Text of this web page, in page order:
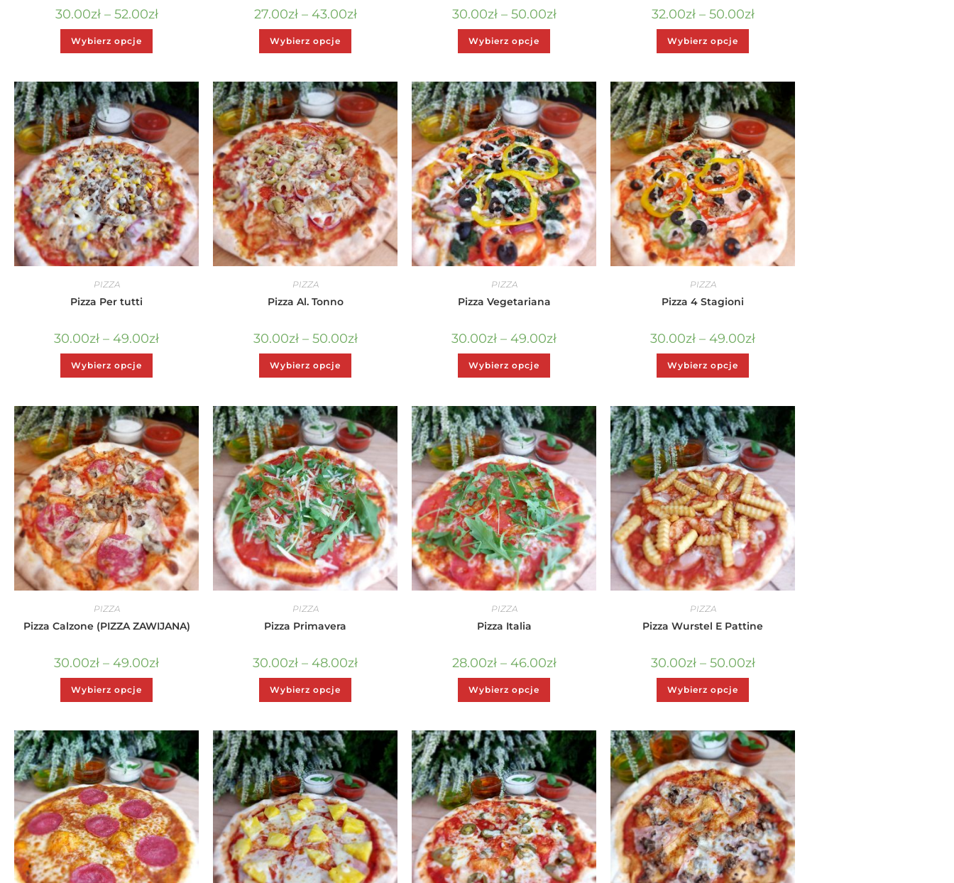
30.00zł – 52.00zł
Wybierz opcje
27.00zł – 43.00zł
Wybierz opcje
30.00zł – 50.00zł
Wybierz opcje
32.00zł – 50.00zł
Wybierz opcje
PIZZA
Pizza Per tutti
30.00zł – 49.00zł
Wybierz opcje
PIZZA
Pizza Al. Tonno
30.00zł – 50.00zł
Wybierz opcje
PIZZA
Pizza Vegetariana
30.00zł – 49.00zł
Wybierz opcje
PIZZA
Pizza 4 Stagioni
30.00zł – 49.00zł
Wybierz opcje
PIZZA
Pizza Calzone (PIZZA ZAWIJANA)
30.00zł – 49.00zł
Wybierz opcje
PIZZA
Pizza Primavera
30.00zł – 48.00zł
Wybierz opcje
PIZZA
Pizza Italia
28.00zł – 46.00zł
Wybierz opcje
PIZZA
Pizza Wurstel E Pattine
30.00zł – 50.00zł
Wybierz opcje